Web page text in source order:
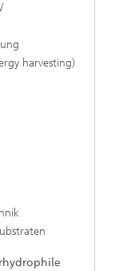
harvesting)